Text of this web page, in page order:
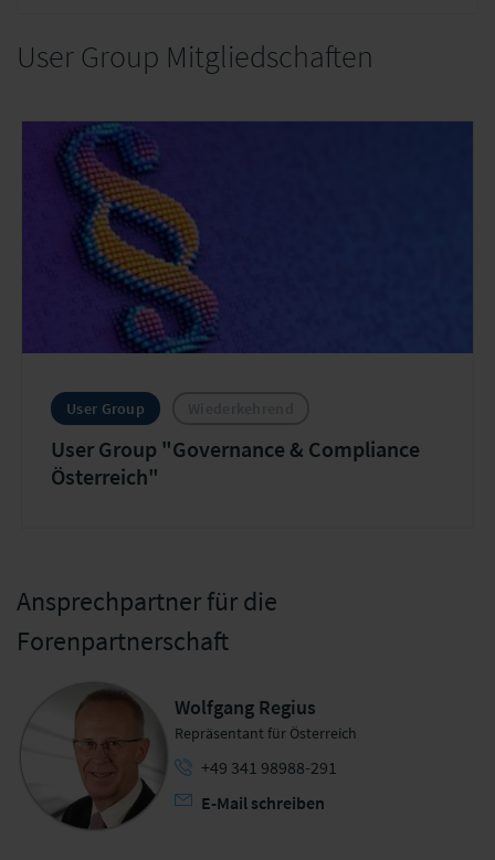
User Group Mitgliedschaften
User Group
User Group "Governance & Compliance
Österreich"
Ansprechpartner für die
Forenpartnerschaft
Wolfgang Regius
Repräsentant für Österreich
+49 341 98988-291
E-Mail schreiben